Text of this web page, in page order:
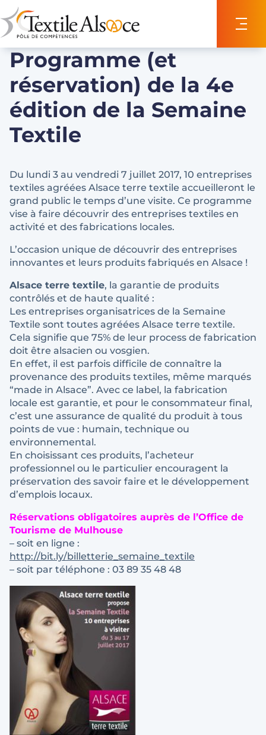
Programme (et
réservation) de la 4e
édition de la Semaine
Textile
Du lundi 3 au vendredi 7 juillet 2017, 10 entreprises
textiles agréées Alsace terre textile accueilleront le
grand public le temps d’une visite. Ce programme
vise à faire découvrir des entreprises textiles en
activité et des fabrications locales.
L’occasion unique de découvrir des entreprises
innovantes et leurs produits fabriqués en Alsace !
Alsace terre textile, la garantie de produits
contrôlés et de haute qualité :
Les entreprises organisatrices de la Semaine
Textile sont toutes agréées Alsace terre textile.
Cela signifie que 75% de leur process de fabrication
doit être alsacien ou vosgien.
En effet, il est parfois difficile de connaître la
provenance des produits textiles, même marqués
“made in Alsace”. Avec ce label, la fabrication
locale est garantie, et pour le consommateur final,
c’est une assurance de qualité du produit à tous
points de vue : humain, technique ou
environnemental.
En choisissant ces produits, l’acheteur
professionnel ou le particulier encouragent la
préservation des savoir faire et le développement
d’emplois locaux.
Réservations obligatoires auprès de l’Office de
Tourisme de Mulhouse
– soit en ligne :
http://bit.ly/billetterie_semaine_textile
– soit par téléphone : 03 89 35 48 48
Panneau de gestion des cookies